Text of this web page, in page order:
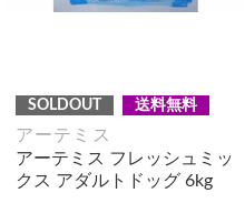
SOLDOUT 送料無料
アーテミス
アーテミス フレッシュミッ
クス アダルトドッグ 6kg